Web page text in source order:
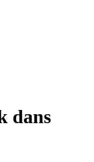
dans